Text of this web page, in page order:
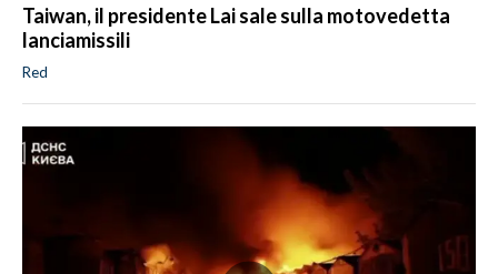
Taiwan, il presidente Lai sale sulla motovedetta
lanciamissili
Red